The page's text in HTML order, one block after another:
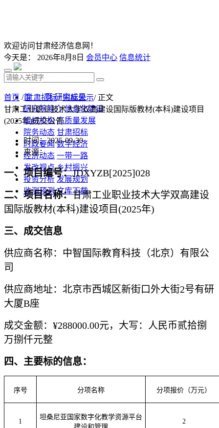
欢迎访问甘肃经济信息网！
今天是： 2026年8月8日 会员中心 信息统计
首 页 研究成果
研究院简介 信息化建设
组织机构 高质量发展
院务动态 甘肃招标
时政要闻 数字经济
经济动态 一带一路
发改视点 乡村振兴
投资分析 发展规划
监测预测 文库下载
首页 /甘肃招标/中标公示/ 正文
甘肃工业职业技术大学双高建设国际版教材(本科)建设项目
(2025年)成交公告
时间：2025-09-30
来源：
一、项目编号：JDXYZB[2025]028
二、项目名称：甘肃工业职业技术大学双高建设
国际版教材(本科)建设项目(2025年)
三、成交信息
供应商名称： 中智国际教育科技（北京）有限公
司
供应商地址： 北京市西城区新街口外大街2号有研
大厦B座
成交金额： ¥288000.00元，大写：人民币贰拾捌
万捌仟元整
四、主要标的信息：
序号 分项名称 分项报价（万元）
1
坦桑尼亚国家数字化教学资源平台
2